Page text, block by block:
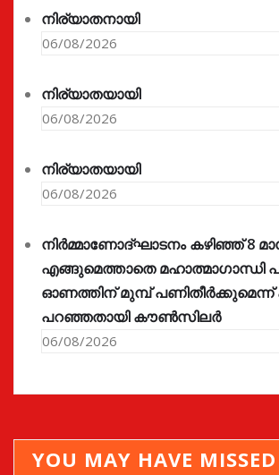
നിര്യാതനായി
06/08/2026
നിര്യാതയായി
06/08/2026
നിര്യാതയായി
06/08/2026
നിർമ്മാണോദ്ഘാടനം കഴിഞ്ഞ് 8
എങ്ങുമെത്താതെ മഹാത്മാഗാന്ധി
ഓണത്തിന് മുമ്പ്
പറഞ്ഞതായി കൗൺസിലർ
06/08/2026
YOU MAY HAVE MISSED